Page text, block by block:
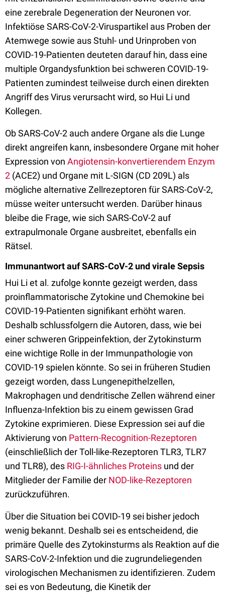
eine zerebrale Degeneration der Neuronen vor.
Infektiöse SARS-CoV-2-Viruspartikel aus Proben der
Atemwege sowie aus Stuhl- und Urinproben von
COVID-19-Patienten deuteten darauf hin, dass eine
multiple Organdysfunktion bei schweren COVID-19-
Patienten zumindest teilweise durch einen direkten
Angriff des Virus verursacht wird, so Hui Li und
Kollegen.
Ob SARS-CoV-2 auch andere Organe als die Lunge
direkt angreifen kann, insbesondere Organe mit hoher
Expression von Angiotensin-konvertierendem Enzym
2 (ACE2) und Organe mit L-SIGN (CD 209L) als
mögliche alternative Zellrezeptoren für SARS-CoV-2,
müsse weiter untersucht werden. Darüber hinaus
bleibe die Frage, wie sich SARS-CoV-2 auf
extrapulmonale Organe ausbreitet, ebenfalls ein
Rätsel.
Immunantwort auf SARS-CoV-2 und virale Sepsis
Hui Li et al. zufolge konnte gezeigt werden, dass
proinflammatorische Zytokine und Chemokine bei
COVID-19-Patienten signifikant erhöht waren.
Deshalb schlussfolgern die Autoren, dass, wie bei
einer schweren Grippeinfektion, der Zytokinsturm
eine wichtige Rolle in der Immunpathologie von
COVID-19 spielen könnte. So sei in früheren Studien
gezeigt worden, dass Lungenepithelzellen,
Makrophagen und dendritische Zellen während einer
Influenza-Infektion bis zu einem gewissen Grad
Zytokine exprimieren. Diese Expression sei auf die
Aktivierung von Pattern-Recognition-Rezeptoren
(einschließlich der Toll-like-Rezeptoren TLR3, TLR7
und TLR8), des RIG-I-ähnliches Proteins und der
Mitglieder der Familie der NOD-like-Rezeptoren
zurückzuführen.
Über die Situation bei COVID-19 sei bisher jedoch
wenig bekannt. Deshalb sei es entscheidend, die
primäre Quelle des Zytokinsturms als Reaktion auf die
SARS-CoV-2-Infektion und die zugrundeliegenden
virologischen Mechanismen zu identifizieren. Zudem
sei es von Bedeutung, die Kinetik der